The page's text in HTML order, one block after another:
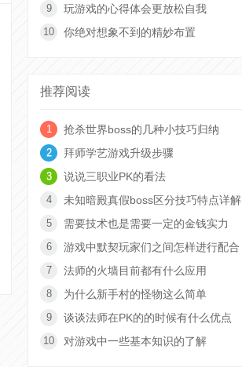
玩游戏的心得体会更放松自我
你绝对想象不到的精妙布置
推荐阅读
抢杀世界boss的几种小技巧归纳
拜师学艺游戏升级步骤
说说三职业PK的看法
未知暗殿真假boss区分技巧特点详解
需要技术也是需要一定的金钱实力
游戏中默契玩家们之间怎样进行配合
法师的火墙目前都有什么应用
为什么新手村的怪物这么简单
谈谈法师在PK的的时候有什么优点
对游戏中一些基本知识的了解